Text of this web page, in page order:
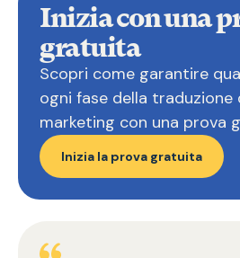
Inizia con una
gratuita
Scopri come garantire
ogni fase della traduzione
marketing con una prova
Inizia la prova gratuita